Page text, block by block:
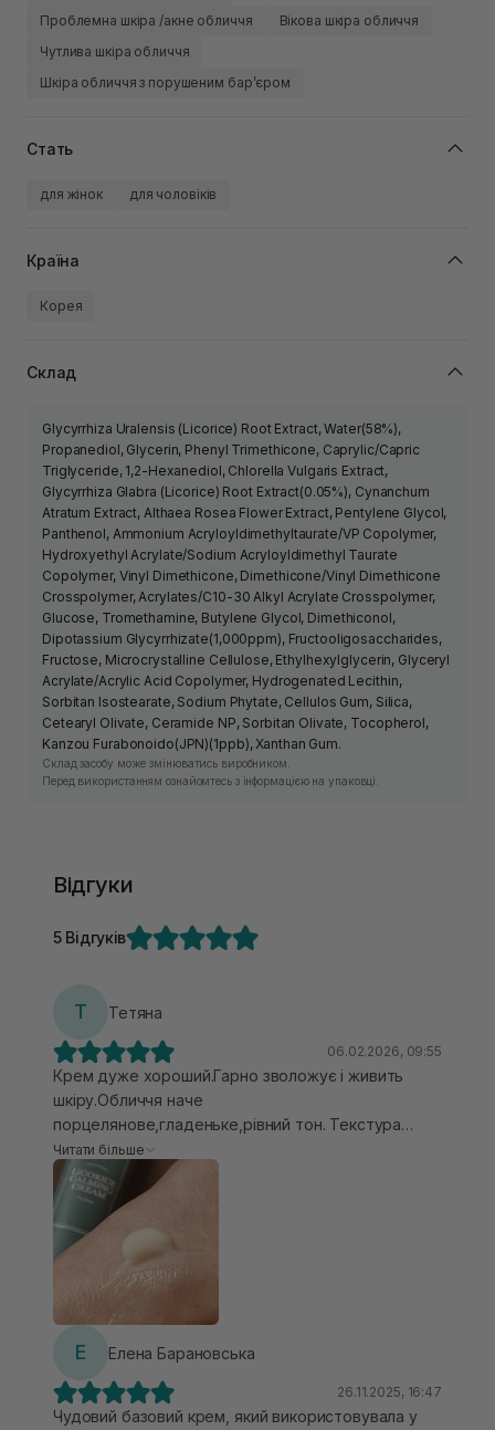
Проблемна шкіра /акне обличчя
Вікова шкіра обличчя
Чутлива шкіра обличчя
Шкіра обличчя з порушеним барʼєром
Стать
для жінок для чоловіків
Країна
Корея
Склад
Glycyrrhiza Uralensis (Licorice) Root Extract, Water(58%),
Propanediol, Glycerin, Phenyl Trimethicone, Caprylic/Capric
Triglyceride, 1,2-Hexanediol, Chlorella Vulgaris Extract,
Glycyrrhiza Glabra (Licorice) Root Extract(0.05%), Cynanchum
Atratum Extract, Althaea Rosea Flower Extract, Pentylene Glycol,
Panthenol, Ammonium Acryloyldimethyltaurate/VP Copolymer,
Hydroxyethyl Acrylate/Sodium Acryloyldimethyl Taurate
Copolymer, Vinyl Dimethicone, Dimethicone/Vinyl Dimethicone
Crosspolymer, Acrylates/C10-30 Alkyl Acrylate Crosspolymer,
Glucose, Tromethamine, Butylene Glycol, Dimethiconol,
Dipotassium Glycyrrhizate(1,000ppm), Fructooligosaccharides,
Fructose, Microcrystalline Cellulose, Ethylhexylglycerin, Glyceryl
Acrylate/Acrylic Acid Copolymer, Hydrogenated Lecithin,
Sorbitan Isostearate, Sodium Phytate, Cellulos Gum, Silica,
Cetearyl Olivate, Ceramide NP, Sorbitan Olivate, Tocopherol,
Kanzou Furabonoido(JPN)(1ppb), Xanthan Gum.
Склад засобу може змінюватись виробником.
Перед використанням ознайомтесь з інформацією на упаковці.
Відгуки
5 Відгуків
Т Тетяна
06.02.2026, 09:55
Крем дуже хороший.Гарно зволожує і живить
шкіру.Обличчя наче
порцелянове,гладеньке,рівний тон. Текстура
одразу легка зволожуюча,але , коли розносити по
обличчю починаєш відчувати ,що ще й живильна
основа є в кремі.Мені,ну дуууже сподобався
результат після крему❤️Аромат так собі,але
швидко зникає.Для вікової чутливої шкіри чудово
підходить.Варто спробувати!
Читати більше
Е Елена Барановська
26.11.2025, 16:47
Чудовий базовий крем, який використовувала у